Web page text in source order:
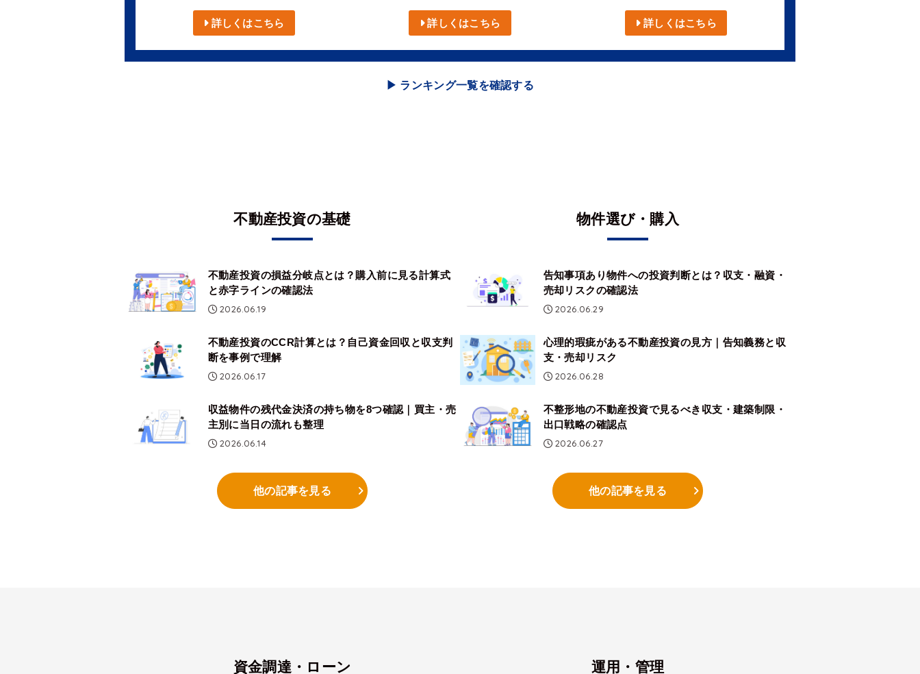
詳しくはこちら 詳しくはこちら 詳しくはこちら
▶︎ ランキング一覧を確認する
不動産投資の基礎
不動産投資の損益分岐点とは？購入前に見る計算式
と赤字ラインの確認法
2026.06.19
不動産投資のCCR計算とは？自己資金回収と収支判
断を事例で理解
2026.06.17
収益物件の残代金決済の持ち物を8つ確認｜買主・売
主別に当日の流れも整理
2026.06.14
他の記事を見る
物件選び・購入
告知事項あり物件への投資判断とは？収支・融資・
売却リスクの確認法
2026.06.29
心理的瑕疵がある不動産投資の見方｜告知義務と収
支・売却リスク
2026.06.28
不整形地の不動産投資で見るべき収支・建築制限・
出口戦略の確認点
2026.06.27
他の記事を見る
資金調達・ローン 運用・管理